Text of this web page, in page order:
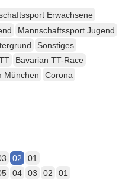
Erwachsene
Mannschaftssport Jugend
Sonstiges
Bavarian TT-Race
München Corona
02 01
04 03 02
01